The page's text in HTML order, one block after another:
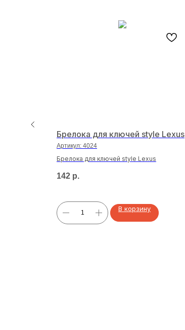
Брелока для ключей style Lexus
Артикул: 4024
Брелока для ключей style Lexus
142 р.
В корзину